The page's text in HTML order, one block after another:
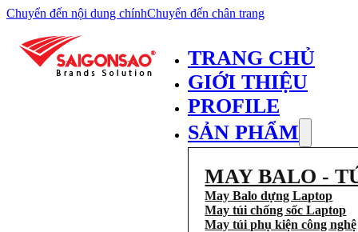
Chuyển đến nội dung chínhChuyển đến chân trang
TRANG CHỦ
GIỚI THIỆU
PROFILE
SẢN PHẨM
MAY BALO -
May Balo dựng Laptop
May túi chống sốc Laptop
May túi phụ kiện công nghệ